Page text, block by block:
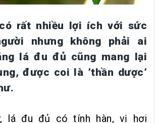
rất nhiều lợi ích với sức
nhưng không phải ai
lá đu đủ cũng mang lại
được coi là ’thần dược’
lá đu đủ có tính hàn, vị hơi